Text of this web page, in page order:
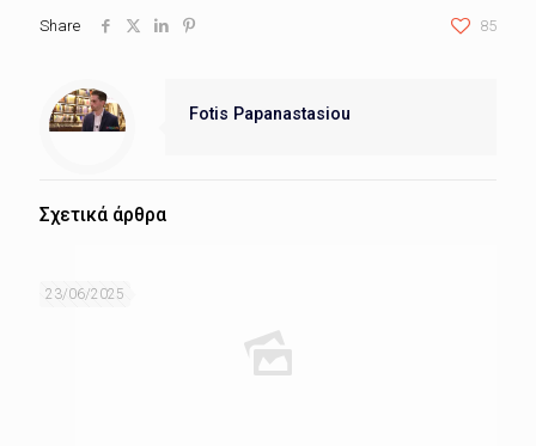
Share 85
Fotis Papanastasiou
Σχετικά άρθρα
23/06/2025